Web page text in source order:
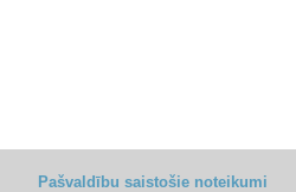
Pašvaldību saistošie noteikumi